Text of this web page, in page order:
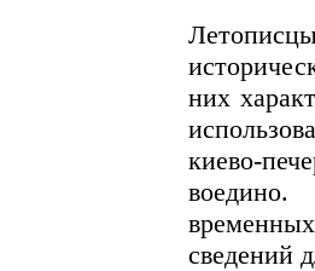
них
киево-
сведений